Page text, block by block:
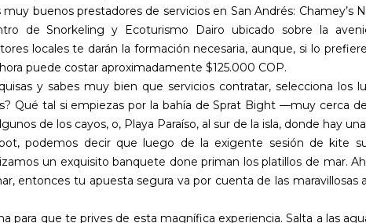
buenos prestadores de servicios en San Andrés: Chamey’s
de Snorkeling y Ecoturismo Dairo ubicado sobre la
locales te darán la formación necesaria, aunque, si lo
puede costar aproximadamente $125.000 COP.
y sabes muy bien que servicios contratar, selecciona los
Qué tal si empiezas por la bahía de Sprat Bight —muy cerca
de los cayos, o, Playa Paraíso, al sur de la isla, donde hay
podemos decir que luego de la exigente sesión de kite
un exquisito banquete done priman los platillos de mar.
entonces tu apuesta segura va por cuenta de las maravillosas
para que te prives de esta magnífica experiencia. Salta a las